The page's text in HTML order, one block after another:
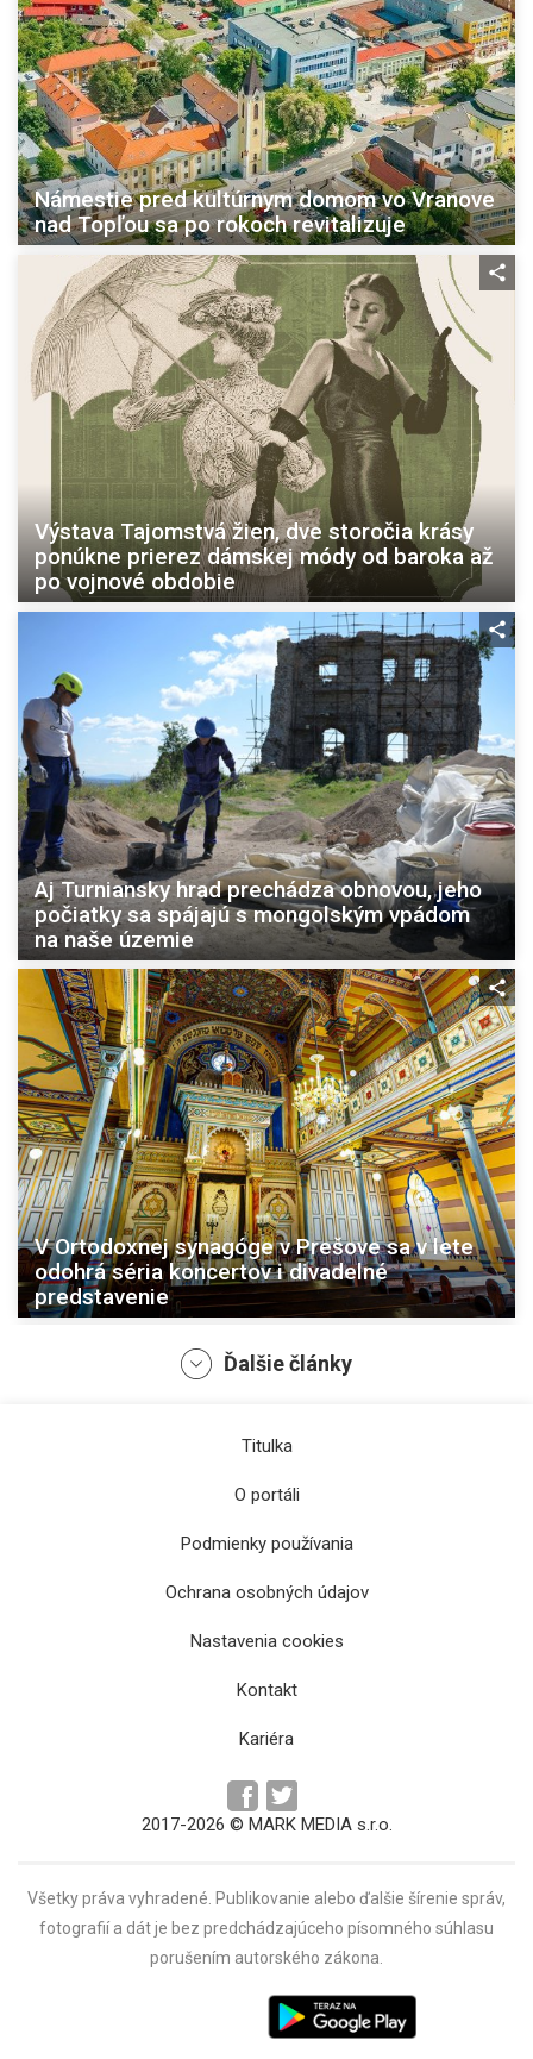
Námestie pred kultúrnym domom vo Vranove
nad Topľou sa po rokoch revitalizuje
Výstava Tajomstvá žien, dve storočia krásy
ponúkne prierez dámskej módy od baroka až
po vojnové obdobie
Aj Turniansky hrad prechádza obnovou, jeho
počiatky sa spájajú s mongolským vpádom
na naše územie
V Ortodoxnej synagóge v Prešove sa v lete
odohrá séria koncertov i divadelné
predstavenie
Hrad Slanec bude mať novú vyhliadku pre
Krajská knižnica v Prešove počas leta
dielne či premietania filmov
Ďalšie články
Titulka
O portáli
Podmienky používania
Ochrana osobných údajov
Nastavenia cookies
Kontakt
Kariéra
2017-2026 © MARK MEDIA s.r.o.
Všetky práva vyhradené. Publikovanie alebo ďalšie šírenie správ,
fotografií a dát je bez predchádzajúceho písomného súhlasu
porušením autorského zákona.